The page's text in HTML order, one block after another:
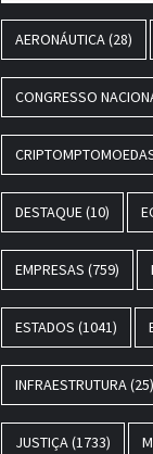
AERONÁUTICA (28)
CONGRESSO
DESTAQUE(10)
EMPRESAS (759)
ESTADOS (1041)
INFRAESTRUTURA (25)
JUSTIÇA (1733)